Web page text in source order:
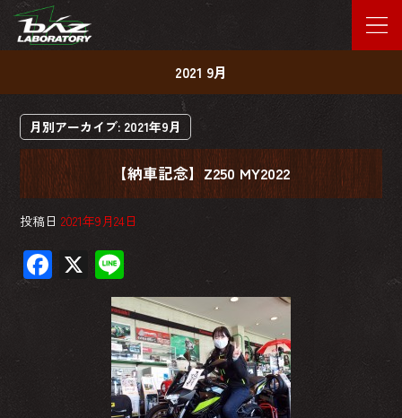
2021 9月
月別アーカイブ: 2021年9月
【納車記念】Z250 MY2022
投稿日 2021年9月24日
F
ac
X
ne